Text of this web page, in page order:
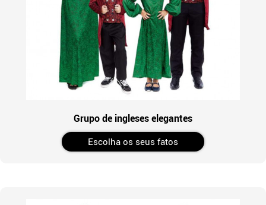
Grupo de ingleses elegantes
Escolha os seus fatos